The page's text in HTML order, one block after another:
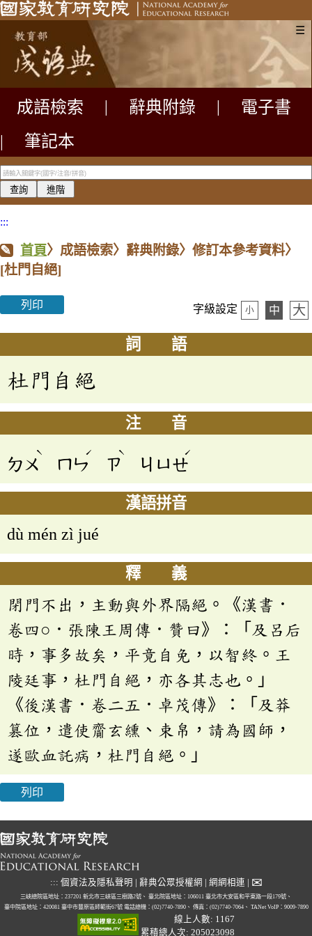
☰
成語檢索 辭典附錄
電子書
|
筆記本
:::
首頁〉成語檢索〉辭典附錄〉修訂本參考資料〉
[杜門自絕]
列印 字級設定 小 中 大
詞 語
杜門自絕
注 音
ㄉㄨ
ˋ
ㄇㄣ
ˊ
ㄗ
ˋ
ㄐㄩㄝ
ˊ
漢語拼音
dù mén zì jué
釋 義
閉門不出，主動與外界隔絕。《漢書．
卷四○．張陳王周傳．贊曰》：「及呂后
時，事多故矣，平竟自免，以智終。王
陵廷事，杜門自絕，亦各其志也。」
《後漢書．卷二五．卓茂傳》：「及莽
篡位，遣使齎玄纁、束帛，請為國師，
遂歐血託病，杜門自絕。」
列印
::: 個資法及隱私聲明 辭典公眾授權網 網網相連 ✉
三峽總院區地址：237201 新北市三峽區三樹路2號、 臺北院區地址：106011 臺北市大安區和平東路一段179號、
臺中院區地址：420081 臺中市豐原區師範街67號 電話總機：(02)7740-7890、 傳真：(02)7740-7064、 TANet VoIP：9009-7890
線上人數: 1167
累積總人次: 205023098